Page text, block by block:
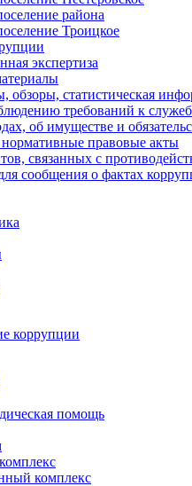
района
Троицкое
экспертиза
обзоры, статистическая
требований к
об имуществе и
правовые акты
связанных с
сообщения о фактах
коррупции
помощь
комплекс